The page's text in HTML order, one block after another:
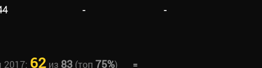
- -
2017: 62из 83(топ 75%)
=